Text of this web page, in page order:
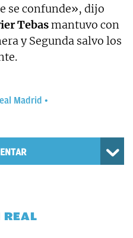
se confunde», dijo
Tebasmantuvo con
y Segunda salvo los
Madrid
REAL